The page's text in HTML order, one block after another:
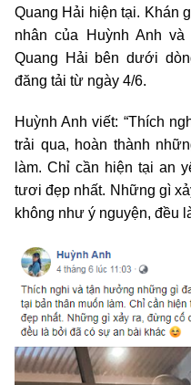
Quang Hải hiện tại. Khán
nhân của Huỳnh Anh
Quang Hải bên dưới
đăng tải từ ngày 4/6.
Huỳnh Anh viết: “Thích
trải qua, hoàn thành
làm. Chỉ cần hiện tại an
tươi đẹp nhất. Những gì
không như ý nguyện, đều